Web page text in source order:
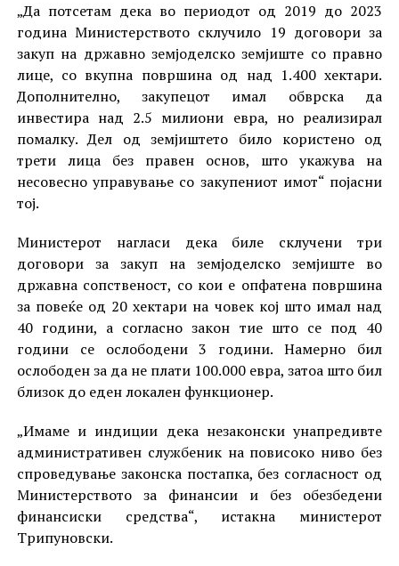
„Да потсетам дека во периодот од 2019 до 2023
година Министерството склучило 19 договори за
закуп на државно земјоделско земјиште со правно
лице, со вкупна површина од над 1.400 хектари.
Дополнително, закупецот имал обврска да
инвестира над 2.5 милиони евра, но реализирал
помалку. Дел од земјиштето било користено од
трети лица без правен основ, што укажува на
несовесно управување со закупениот имот“ појасни
тој.
Министерот нагласи дека биле склучени три
договори за закуп на земјоделско земјиште во
државна сопственост, со кои е опфатена површина
за повеќе од 20 хектари на човек кој што имал над
40 години, а согласно закон тие што се под 40
години се ослободени 3 години. Намерно бил
ослободен за да не плати 100.000 евра, затоа што бил
близок до еден локален функционер.
„Имаме и индиции дека незаконски унапредивте
административен службеник на повисоко ниво без
спроведување законска постапка, без согласност од
Министерството за финансии и без обезбедени
финансиски средства“, истакна министерот
Трипуновски.